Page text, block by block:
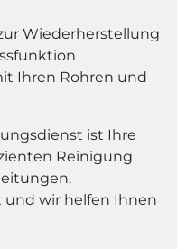
Wiederherstellung
Ihren Rohren und
ist Ihre
Reinigung
und wir helfen Ihnen